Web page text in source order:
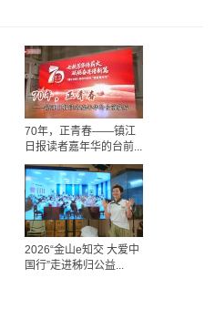
70年，正青春——镇江
日报读者嘉年华的台前...
2026“金山e知交 大爱中
国行”走进秭归公益...